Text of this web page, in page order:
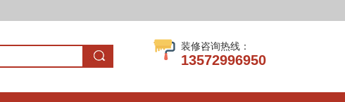
装修咨询热线：
13572996950